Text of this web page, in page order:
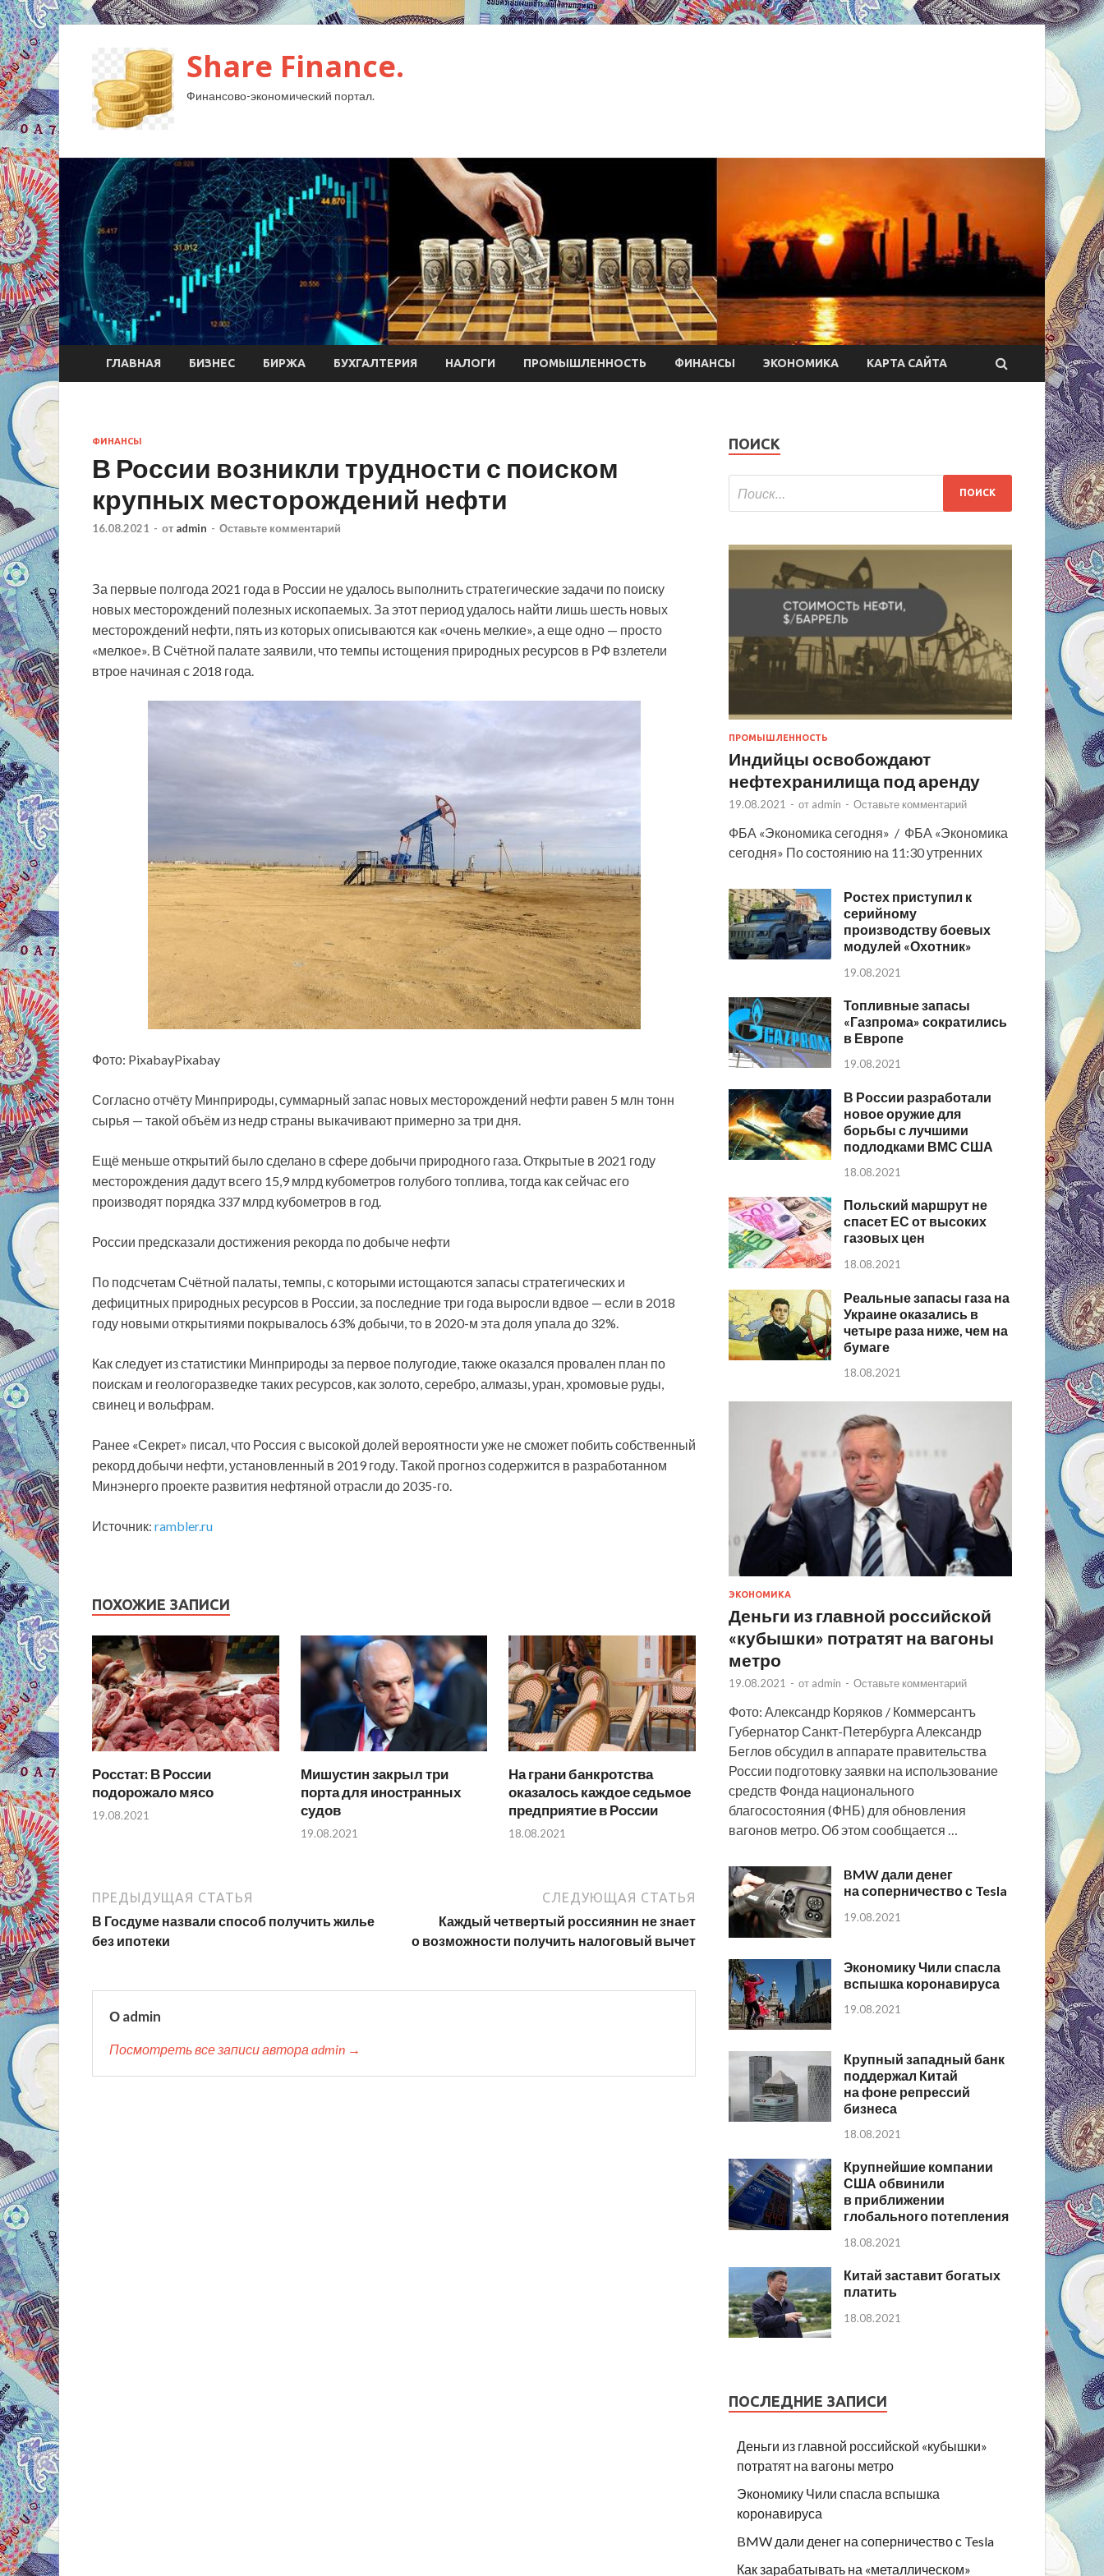
Share Finance.
Финансово-экономический портал.
ГЛАВНАЯ БИЗНЕС БИРЖА БУХГАЛТЕРИЯ НАЛОГИ ПРОМЫШЛЕННОСТЬ ФИНАНСЫ ЭКОНОМИКА КАРТА САЙТА
ФИНАНСЫ
В России возникли трудности с поиском
крупных месторождений нефти
16.08.2021 - от admin - Оставьте комментарий
За первые полгода 2021 года в России не удалось выполнить стратегические задачи по поиску
новых месторождений полезных ископаемых. За этот период удалось найти лишь шесть новых
месторождений нефти, пять из которых описываются как «очень мелкие», а еще одно — просто
«мелкое». В Счётной палате заявили, что темпы истощения природных ресурсов в РФ взлетели
втрое начиная с 2018 года.
Фото: PixabayPixabay
Согласно отчёту Минприроды, суммарный запас новых месторождений нефти равен 5 млн тонн
сырья — такой объём из недр страны выкачивают примерно за три дня.
Ещё меньше открытий было сделано в сфере добычи природного газа. Открытые в 2021 году
месторождения дадут всего 15,9 млрд кубометров голубого топлива, тогда как сейчас его
производят порядка 337 млрд кубометров в год.
России предсказали достижения рекорда по добыче нефти
По подсчетам Счётной палаты, темпы, с которыми истощаются запасы стратегических и
дефицитных природных ресурсов в России, за последние три года выросли вдвое — если в 2018
году новыми открытиями покрывалось 63% добычи, то в 2020-м эта доля упала до 32%.
Как следует из статистики Минприроды за первое полугодие, также оказался провален план по
поискам и геологоразведке таких ресурсов, как золото, серебро, алмазы, уран, хромовые руды,
свинец и вольфрам.
Ранее «Секрет» писал, что Россия с высокой долей вероятности уже не сможет побить собственный
рекорд добычи нефти, установленный в 2019 году. Такой прогноз содержится в разработанном
Минэнерго проекте развития нефтяной отрасли до 2035-го.
Источник: rambler.ru
ПОХОЖИЕ ЗАПИСИ
Росстат: В России
подорожало мясо
19.08.2021
Мишустин закрыл три
порта для иностранных
судов
19.08.2021
На грани банкротства
оказалось каждое седьмое
предприятие в России
18.08.2021
ПРЕДЫДУЩАЯ СТАТЬЯ
В Госдуме назвали способ получить жилье
без ипотеки
СЛЕДУЮЩАЯ СТАТЬЯ
Каждый четвертый россиянин не знает
о возможности получить налоговый вычет
О admin
Посмотреть все записи автора admin →
ПОИСК
ПРОМЫШЛЕННОСТЬ
Индийцы освобождают
нефтехранилища под аренду
19.08.2021 - от admin - Оставьте комментарий
ФБА «Экономика сегодня» / ФБА «Экономика
сегодня» По состоянию на 11:30 утренних
Ростех приступил к
серийному
производству боевых
модулей «Охотник»
19.08.2021
Топливные запасы
«Газпрома» сократились
в Европе
19.08.2021
В России разработали
новое оружие для
борьбы с лучшими
подлодками ВМС США
18.08.2021
Польский маршрут не
спасет ЕС от высоких
газовых цен
18.08.2021
Реальные запасы газа на
Украине оказались в
четыре раза ниже, чем на
бумаге
18.08.2021
ЭКОНОМИКА
Деньги из главной российской
«кубышки» потратят на вагоны
метро
19.08.2021 - от admin - Оставьте комментарий
Фото: Александр Коряков / Коммерсантъ
Губернатор Санкт-Петербурга Александр
Беглов обсудил в аппарате правительства
России подготовку заявки на использование
средств Фонда национального
благосостояния (ФНБ) для обновления
вагонов метро. Об этом сообщается …
BMW дали денег
на соперничество с Tesla
19.08.2021
Экономику Чили спасла
вспышка коронавируса
19.08.2021
Крупный западный банк
поддержал Китай
на фоне репрессий
бизнеса
18.08.2021
Крупнейшие компании
США обвинили
в приближении
глобального потепления
18.08.2021
Китай заставит богатых
платить
18.08.2021
ПОСЛЕДНИЕ ЗАПИСИ
Деньги из главной российской «кубышки»
потратят на вагоны метро
Экономику Чили спасла вспышка
коронавируса
BMW дали денег на соперничество с Tesla
Как зарабатывать на «металлическом»